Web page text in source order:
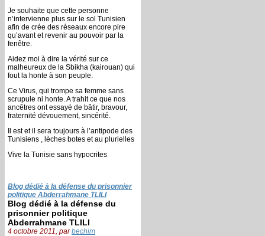
Je souhaite que cette personne
n’intervienne plus sur le sol Tunisien
afin de crée des réseaux encore pire
qu’avant et revenir au pouvoir par la
fenêtre.
Aidez moi à dire la vérité sur ce
malheureux de la Sbikha (kairouan) qui
fout la honte à son peuple.
Ce Virus, qui trompe sa femme sans
scrupule ni honte. A trahit ce que nos
ancêtres ont essayé de bâtir, bravour,
fraternité dévouement, sincérité.
Il est et il sera toujours à l’antipode des
Tunisiens , lèches botes et au plurielles
Vive la Tunisie sans hypocrites
Blog dédié à la défense du prisonnier
politique Abderrahmane TLILI
Blog dédié à la défense du
prisonnier politique
Abderrahmane TLILI
4 octobre 2011, parbechim